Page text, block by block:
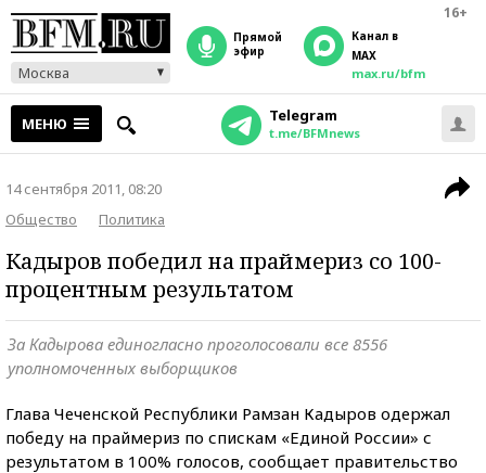
16+
Москва
прямой
эфир
Канал в
MAX
max.ru/bfm
МЕНЮ Telegram
t.me/BFMnews
14 сентября 2011, 08:20
Общество
Политика
Кадыров победил на праймериз со 100-
процентным результатом
За Кадырова единогласно проголосовали все 8556
уполномоченных выборщиков
Глава Чеченской Республики Рамзан Кадыров одержал
победу на праймериз по спискам «Единой России» с
результатом в 100% голосов, сообщает правительство